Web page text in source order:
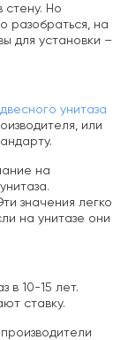
стену. Но
разобраться, на
для установки –
унитаза
или
на
значения легко
на унитазе они
в 10-15 лет.
ставку.